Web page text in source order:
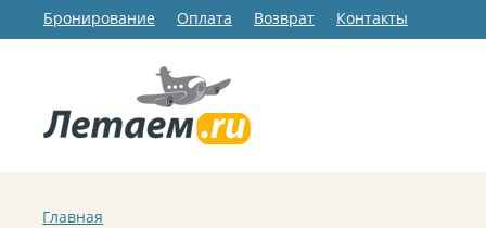
Бронирование Оплата Возврат Контакты
Главная